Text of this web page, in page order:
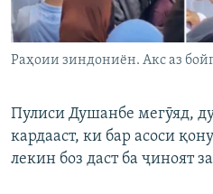
Раҳоии зиндониён. Акс аз
Пулиси Душанбе мегӯяд,
кардааст, ки бар асоси
лекин боз даст ба ҷиноят